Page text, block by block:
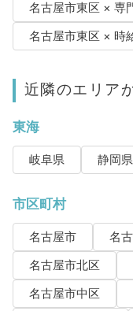
名古屋市東区 × 専
名古屋市東区 × 時
近隣のエリア
東海
岐阜県 静岡県
市区町村
名古屋市 名
名古屋市北区
名古屋市中区